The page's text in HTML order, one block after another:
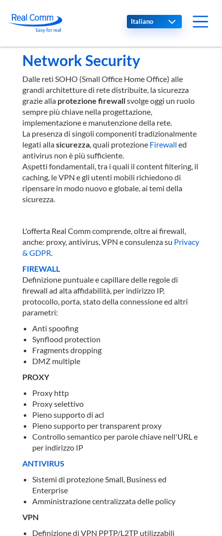
Select your language
Network Security
Dalle reti SOHO (Small Office Home Office) alle
grandi architetture di rete distribuite, la sicurezza
grazie alla protezione firewallsvolge oggi un ruolo
sempre più chiave nella progettazione,
implementazione e manutenzione della rete.
La presenza di singoli componenti tradizionalmente
legati allasicurezza, quali protezione Firewall ed
antivirus non è più sufficiente.
Aspetti fondamentali, tra i quali il content filtering, il
caching, le VPN e gli utenti mobili richiedono di
ripensare in modo nuovo e globale, ai temi della
sicurezza.
L'offerta Real Comm comprende, oltre ai firewall,
anche: proxy, antivirus, VPN e consulenza su Privacy
& GDPR.
FIREWALL
Definizione puntuale e capillare delle regole di
firewall ad alta affidabilità, per indirizzo IP,
protocollo, porta, stato della connessione ed altri
parametri:
Anti spoofing
Synflood protection
Fragments dropping
DMZ multiple
PROXY
Proxy http
Proxy selettivo
Pieno supporto di acl
Pieno supporto per transparent proxy
Controllo semantico per parole chiave nell'URL e
per indirizzo IP
ANTIVIRUS
Sistemi di protezione Small, Business ed
Enterprise
Amministrazione centralizzata delle policy
VPN
Definizione di VPN PPTP/L2TP utilizzabili